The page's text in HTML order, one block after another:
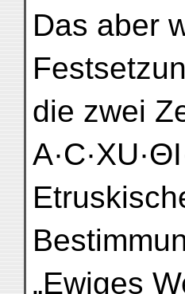
Das aber
die zwei
„Ewiges